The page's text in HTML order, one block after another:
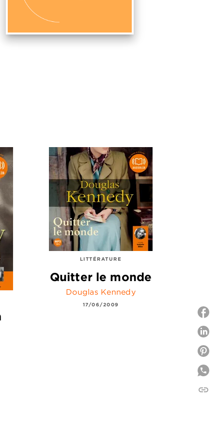
LITTÉRATURE
Quitter le monde
Douglas Kennedy
17/06/2009
link